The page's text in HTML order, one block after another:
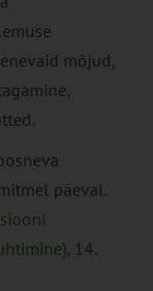
mõjud,
päeval.
, 14.